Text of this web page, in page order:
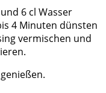
6 cl Wasser
4 Minuten dünsten
vermischen und